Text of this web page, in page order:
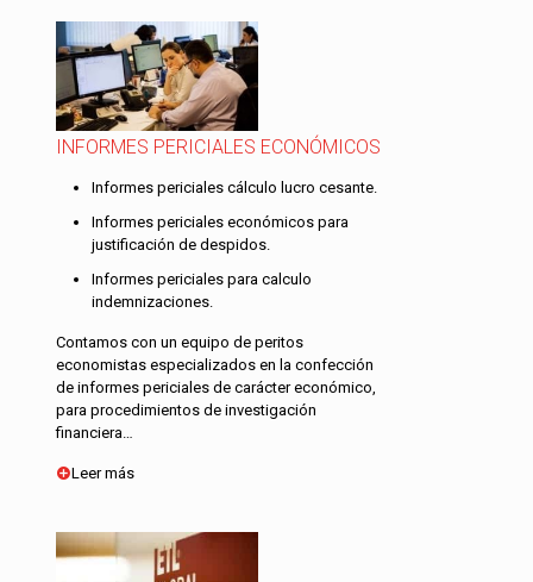
INFORMES PERICIALES ECONÓMICOS
Informes periciales cálculo lucro cesante.
Informes periciales económicos para
justificación de despidos.
Informes periciales para calculo
indemnizaciones.
Contamos con un equipo de peritos
economistas especializados en la confección
de informes periciales de carácter económico,
para procedimientos de investigación
financiera…
Leer más